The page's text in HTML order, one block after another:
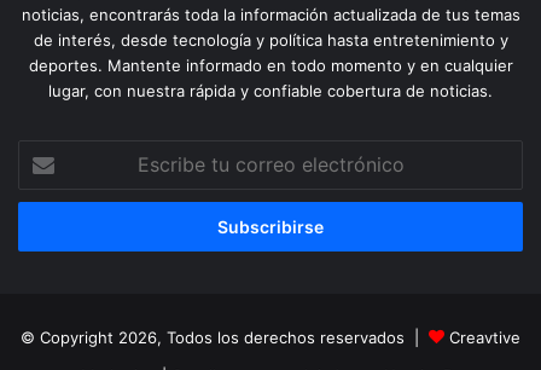
noticias, encontrarás toda la información actualizada de tus temas
de interés, desde tecnología y política hasta entretenimiento y
deportes. Mantente informado en todo momento y en cualquier
lugar, con nuestra rápida y confiable cobertura de noticias.
correo
© Copyright 2026, Todos los derechos reservados |
Creavtive